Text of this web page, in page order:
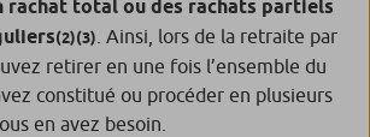
rachat total ou des rachats partiels
(2)(3) . Ainsi, lors de la retraite par
retirer en une fois l’ensemble du
constitué ou procéder en plusieurs
en avez besoin.